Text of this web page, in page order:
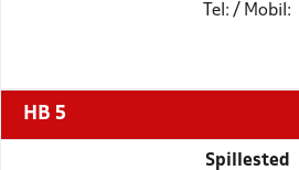
Tel: / Mobil:
HB 5
Spillested